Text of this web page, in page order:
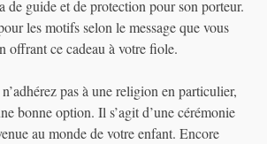
de guide et de protection pour son porteur.
les motifs selon le message que vous
offrant ce cadeau à votre fiole.
pas à une religion en particulier,
bonne option. Il s’agit d’une cérémonie
au monde de votre enfant. Encore